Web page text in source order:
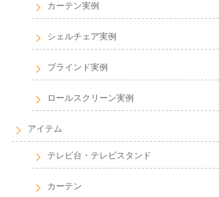
カーテン実例
シェルチェア実例
ブラインド実例
ロールスクリーン実例
アイテム
テレビ台・テレビスタンド
カーテン